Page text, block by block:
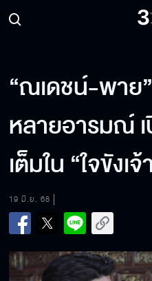
“ณเดชน์-พาย”
หลายอารมณ์
เต็มใน “ใจขังเจ้
19 มิ.ย. 68